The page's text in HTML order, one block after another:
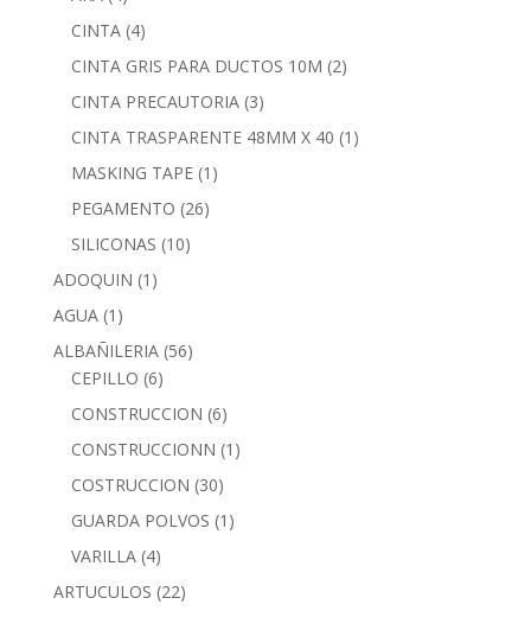
CINTA (4)
CINTA GRIS PARA DUCTOS 10M (2)
CINTA PRECAUTORIA (3)
CINTA TRASPARENTE 48MM X 40 (1)
MASKING TAPE (1)
PEGAMENTO (26)
SILICONAS (10)
ADOQUIN (1)
AGUA (1)
ALBAÑILERIA (56)
CEPILLO (6)
CONSTRUCCION (6)
CONSTRUCCIONN (1)
COSTRUCCION (30)
GUARDA POLVOS (1)
VARILLA (4)
ARTUCULOS (22)